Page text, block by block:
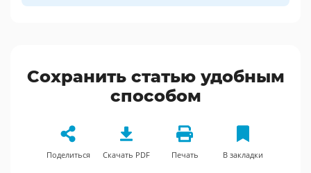
Сохранить статью удобным
способом
Поделиться Скачать PDF Печать В закладки